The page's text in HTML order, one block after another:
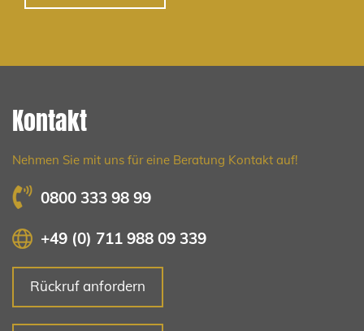
Kontakt
Nehmen Sie mit uns für eine Beratung Kontakt auf!
0800 333 98 99
+49 (0) 711 988 09 339
Rückruf anfordern